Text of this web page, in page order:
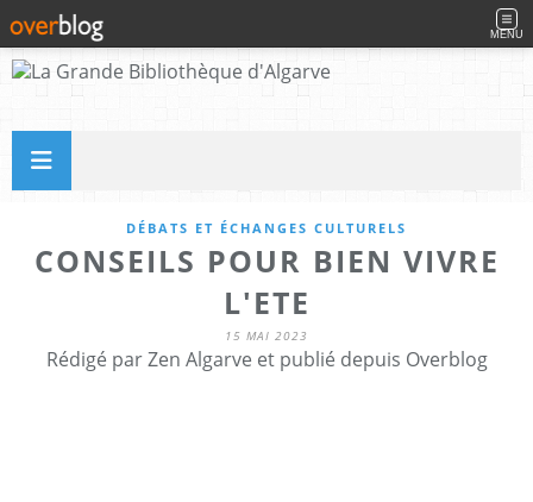
MENU
DÉBATS ET ÉCHANGES CULTURELS
CONSEILS POUR BIEN VIVRE
L'ETE
15 MAI 2023
Rédigé par Zen Algarve et publié depuis Overblog